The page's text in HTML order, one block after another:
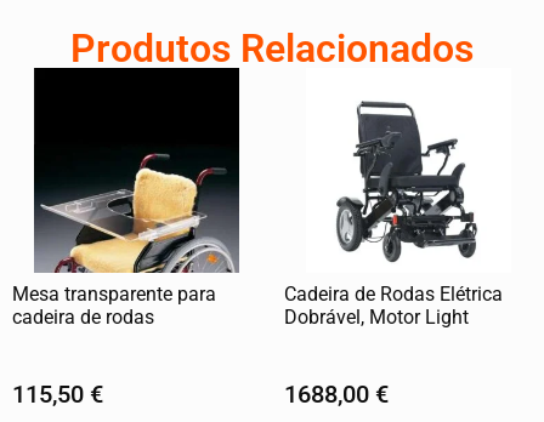
Produtos Relacionados
Mesa transparente para
cadeira de rodas
115,50 €
Cadeira de Rodas Elétrica
Dobrável, Motor Light
1688,00 €